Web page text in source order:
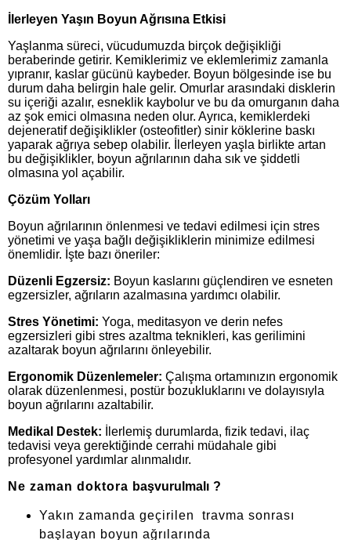
İlerleyen Yaşın Boyun Ağrısına Etkisi
Yaşlanma süreci, vücudumuzda birçok değişikliği
beraberinde getirir. Kemiklerimiz ve eklemlerimiz zamanla
yıpranır, kaslar gücünü kaybeder. Boyun bölgesinde ise bu
durum daha belirgin hale gelir. Omurlar arasındaki disklerin
su içeriği azalır, esneklik kaybolur ve bu da omurganın daha
az şok emici olmasına neden olur. Ayrıca, kemiklerdeki
dejeneratif değişiklikler (osteofitler) sinir köklerine baskı
yaparak ağrıya sebep olabilir. İlerleyen yaşla birlikte artan
bu değişiklikler, boyun ağrılarının daha sık ve şiddetli
olmasına yol açabilir.
Çözüm Yolları
Boyun ağrılarının önlenmesi ve tedavi edilmesi için stres
yönetimi ve yaşa bağlı değişikliklerin minimize edilmesi
önemlidir. İşte bazı öneriler:
Düzenli Egzersiz: Boyun kaslarını güçlendiren ve esneten
egzersizler, ağrıların azalmasına yardımcı olabilir.
Stres Yönetimi: Yoga, meditasyon ve derin nefes
egzersizleri gibi stres azaltma teknikleri, kas gerilimini
azaltarak boyun ağrılarını önleyebilir.
Ergonomik Düzenlemeler: Çalışma ortamınızın ergonomik
olarak düzenlenmesi, postür bozukluklarını ve dolayısıyla
boyun ağrılarını azaltabilir.
Medikal Destek: İlerlemiş durumlarda, fizik tedavi, ilaç
tedavisi veya gerektiğinde cerrahi müdahale gibi
profesyonel yardımlar alınmalıdır.
Ne zaman doktora başvurulmalı ?
Yakın zamanda geçirilen travma sonrası
başlayan boyun ağrılarında